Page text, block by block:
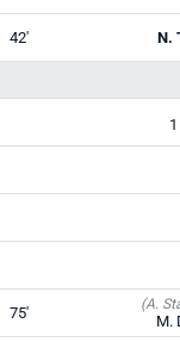
42' N.
75' (A.
M.